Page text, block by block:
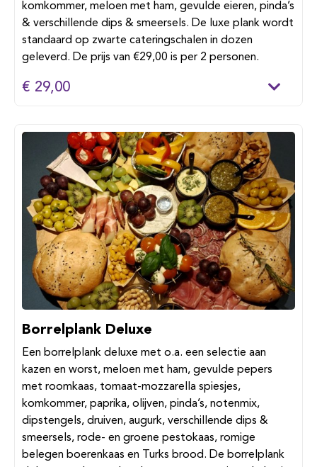
komkommer, meloen met ham, gevulde eieren, pinda’s
& verschillende dips & smeersels. De luxe plank wordt
standaard op zwarte cateringschalen in dozen
geleverd. De prijs van €29,00 is per 2 personen.
€ 29,00
Borrelplank Deluxe
Een borrelplank deluxe met o.a. een selectie aan
kazen en worst, meloen met ham, gevulde pepers
met roomkaas, tomaat-mozzarella spiesjes,
komkommer, paprika, olijven, pinda’s, notenmix,
dipstengels, druiven, augurk, verschillende dips &
smeersels, rode- en groene pestokaas, romige
belegen boerenkaas en Turks brood. De borrelplank